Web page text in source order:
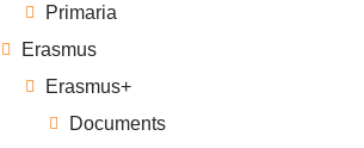
Primaria
Erasmus
Erasmus+
Documents